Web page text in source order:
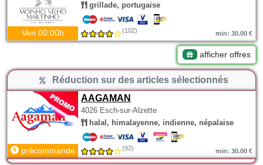
grillade, portugaise
Ven 00:00h (102) min: 30.00 €
afficher offres
Réduction sur des articles sélectionnés
AAGAMAN
4026 Esch-sur-Alzette
halal, himalayenne, indienne, népalaise
précommande (92) min: 30.00 €